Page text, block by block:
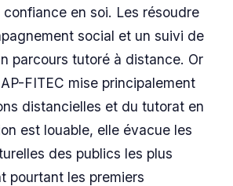
confiance en soi. Les résoudre
social et un suivi de
parcours tutoré à distance. Or
FITEC mise principalement
distancielles et du tutorat en
est louable, elle évacue les
des publics les plus
pourtant les premiers